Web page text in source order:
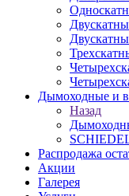
Дымоходные и
Назад
Распродажа
Акции
Галерея